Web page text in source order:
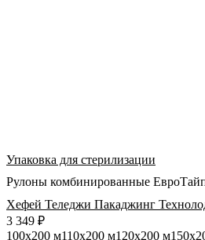
Упаковка для стерилизации
Рулоны комбинированные
Хефей Теледжи Пакаджинг
100х200 м110х200 м120х200 м
3 349 ₽